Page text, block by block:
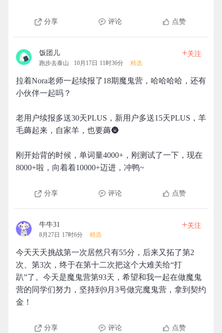
分享 评论 点赞
饭团儿
跑步去泰山 10月17日 11时36分 精选
+关注
拉着Nora老师一起续报了18期魔鬼营，哈哈哈哈，还有
小伙伴一起吗？
老用户续报多送30天PLUS，新用户多送15天PLUS，羊
毛薅起来，自家羊，也要薅🌚
刚开始背的时候，单词量4000+，刚测试了一下，现在
8000+啦，向着着10000+迈进，冲鸭~
分享 评论 点赞
牛牛31
8月27日 17时6分 精选
+关注
今天天天挑战第一次居然只有55分，后来又拓了第2
次、第3次，终于在第十二次把这个大难关给“打
趴”了。今天是魔鬼营第93天，希望和我一起在做魔鬼
营的同学们努力，坚持到9月3号做完魔鬼营，拿到契约
金！
分享 评论 点赞